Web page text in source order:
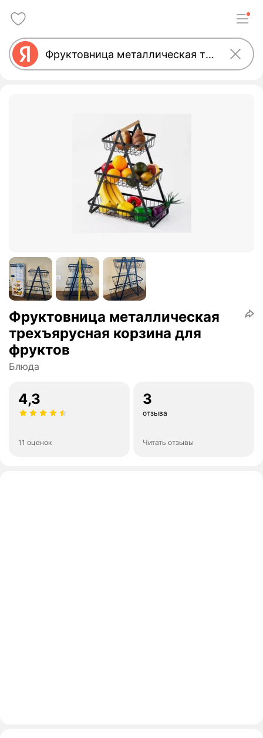
Фруктовница металлическая
трехъярусная корзина для
фруктов
Блюда
4,3
11 оценок
3
отзыва
Читать отзывы